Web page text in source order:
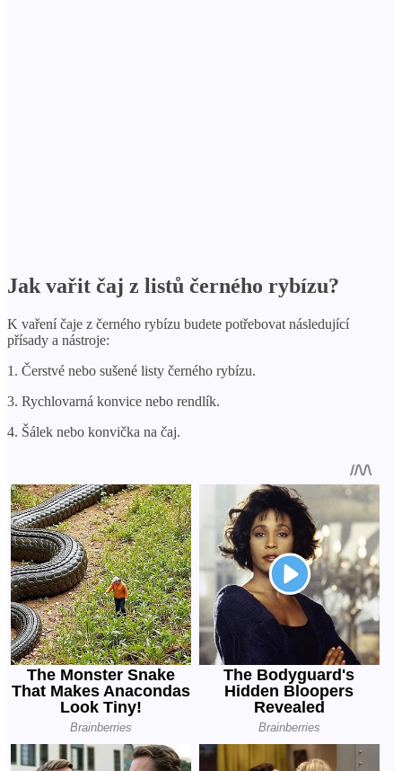
Jak vařit čaj z listů černého rybízu?
K vaření čaje z černého rybízu budete potřebovat následující
přísady a nástroje:
1. Čerstvé nebo sušené listy černého rybízu.
3. Rychlovarná konvice nebo rendlík.
4. Šálek nebo konvička na čaj.